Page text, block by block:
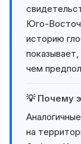
Юго-
историю
чем
💡 Почему
на